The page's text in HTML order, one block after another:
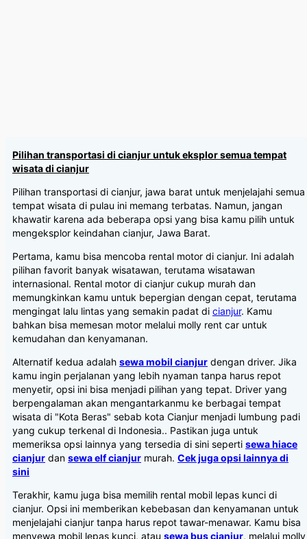
Pilihan transportasi di cianjur untuk eksplor semua tempat
wisata di cianjur
Pilihan transportasi di cianjur, jawa barat untuk menjelajahi semua
tempat wisata di pulau ini memang terbatas. Namun, jangan
khawatir karena ada beberapa opsi yang bisa kamu pilih untuk
mengeksplor keindahan cianjur, Jawa Barat.
Pertama, kamu bisa mencoba rental motor di cianjur. Ini adalah
pilihan favorit banyak wisatawan, terutama wisatawan
internasional. Rental motor di cianjur cukup murah dan
memungkinkan kamu untuk bepergian dengan cepat, terutama
mengingat lalu lintas yang semakin padat di cianjur. Kamu
bahkan bisa memesan motor melalui molly rent car untuk
kemudahan dan kenyamanan.
Alternatif kedua adalah sewa mobil cianjur dengan driver. Jika
kamu ingin perjalanan yang lebih nyaman tanpa harus repot
menyetir, opsi ini bisa menjadi pilihan yang tepat. Driver yang
berpengalaman akan mengantarkanmu ke berbagai tempat
wisata di "Kota Beras" sebab kota Cianjur menjadi lumbung padi
yang cukup terkenal di Indonesia.. Pastikan juga untuk
memeriksa opsi lainnya yang tersedia di sini seperti sewa hiace
cianjur dan sewa elf cianjur murah. Cek juga opsi lainnya di
sini
Terakhir, kamu juga bisa memilih rental mobil lepas kunci di
cianjur. Opsi ini memberikan kebebasan dan kenyamanan untuk
menjelajahi cianjur tanpa harus repot tawar-menawar. Kamu bisa
menyewa mobil lepas kunci, atau sewa bus cianjur, melalui molly